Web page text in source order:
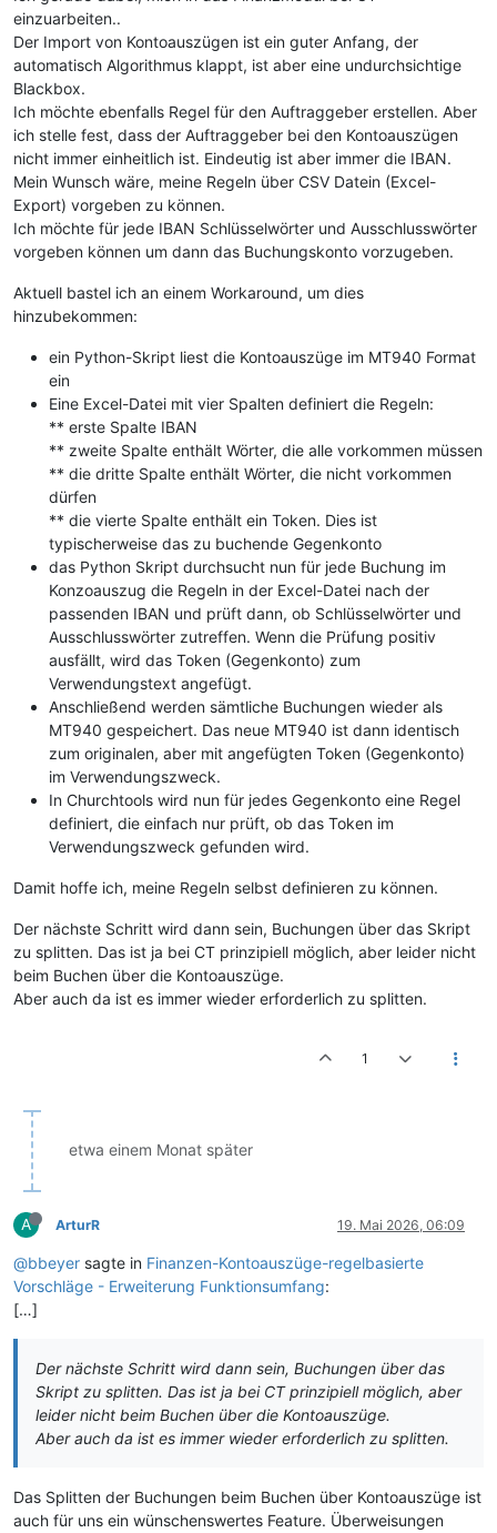
einzuarbeiten..
Der Import von Kontoauszügen ist ein guter Anfang, der
automatisch Algorithmus klappt, ist aber eine undurchsichtige
Blackbox.
Ich möchte ebenfalls Regel für den Auftraggeber erstellen. Aber
ich stelle fest, dass der Auftraggeber bei den Kontoauszügen
nicht immer einheitlich ist. Eindeutig ist aber immer die IBAN.
Mein Wunsch wäre, meine Regeln über CSV Datein (Excel-
Export) vorgeben zu können.
Ich möchte für jede IBAN Schlüsselwörter und Ausschlusswörter
vorgeben können um dann das Buchungskonto vorzugeben.
Aktuell bastel ich an einem Workaround, um dies
hinzubekommen:
ein Python-Skript liest die Kontoauszüge im MT940 Format
ein
Eine Excel-Datei mit vier Spalten definiert die Regeln:
** erste Spalte IBAN
** zweite Spalte enthält Wörter, die alle vorkommen müssen
** die dritte Spalte enthält Wörter, die nicht vorkommen
dürfen
** die vierte Spalte enthält ein Token. Dies ist
typischerweise das zu buchende Gegenkonto
das Python Skript durchsucht nun für jede Buchung im
Konzoauszug die Regeln in der Excel-Datei nach der
passenden IBAN und prüft dann, ob Schlüsselwörter und
Ausschlusswörter zutreffen. Wenn die Prüfung positiv
ausfällt, wird das Token (Gegenkonto) zum
Verwendungstext angefügt.
Anschließend werden sämtliche Buchungen wieder als
MT940 gespeichert. Das neue MT940 ist dann identisch
zum originalen, aber mit angefügten Token (Gegenkonto)
im Verwendungszweck.
In Churchtools wird nun für jedes Gegenkonto eine Regel
definiert, die einfach nur prüft, ob das Token im
Verwendungszweck gefunden wird.
Damit hoffe ich, meine Regeln selbst definieren zu können.
Der nächste Schritt wird dann sein, Buchungen über das Skript
zu splitten. Das ist ja bei CT prinzipiell möglich, aber leider nicht
beim Buchen über die Kontoauszüge.
Aber auch da ist es immer wieder erforderlich zu splitten.
1
etwa einem Monat später
A ArturR 19. Mai 2026, 06:09
@bbeyer sagte in Finanzen-Kontoauszüge-regelbasierte
Vorschläge - Erweiterung Funktionsumfang:
[…]
Der nächste Schritt wird dann sein, Buchungen über das
Skript zu splitten. Das ist ja bei CT prinzipiell möglich, aber
leider nicht beim Buchen über die Kontoauszüge.
Aber auch da ist es immer wieder erforderlich zu splitten.
Das Splitten der Buchungen beim Buchen über Kontoauszüge ist
auch für uns ein wünschenswertes Feature. Überweisungen